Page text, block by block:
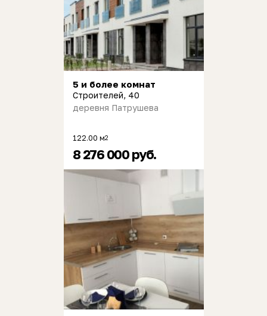
5 и более комнат
Строителей, 40
деревня Патрушева
122.00 м2
8 276 000 руб.